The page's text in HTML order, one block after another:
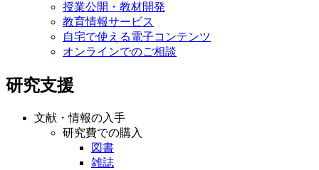
授業公開・教材開発
教育情報サービス
自宅で使える電子コンテンツ
オンラインでのご相談
研究支援
文献・情報の入手
研究費での購入
図書
雑誌